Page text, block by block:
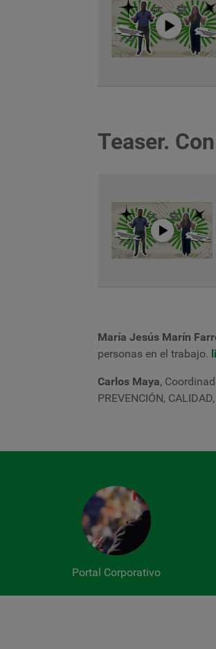
Teaser.
María Jesús Marín
personas en el trabajo.
Carlos Maya,
PREVENCIÓN,
Portal Corporativo